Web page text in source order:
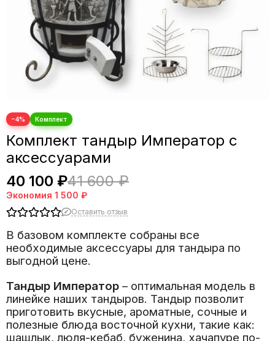
−4%
Комплект тандыр Император с
аксессуарами
40 100 ₽41 600 ₽
Экономия 1 500 ₽
Оставить отзыв
В базовом комплекте собраны все
необходимые аксессуары для тандыра по
выгодной цене.
Тандыр Император – оптимальная модель в
линейке наших тандыров. Тандыр позволит
приготовить вкусные, ароматные, сочные и
полезные блюда восточной кухни, такие как:
шашлык, люля-кебаб, буженина, хачапуре по-